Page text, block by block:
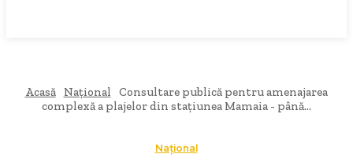
Acasă Național
Consultare publică pentru amenajarea
complexă a plajelor din stațiunea Mamaia - până...
Național